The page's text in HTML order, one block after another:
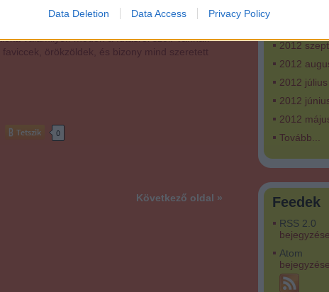
Data Deletion Data Access Privacy Policy
2012
2012
2012 július
2012
2012
Tovább
Feedek
RSS 2.0
Atom
elkezdtem vicceket olvasni a neten. Össze-
valamilyen módon a futásról szól! Vannak
örökzöldek, és bizony mind szeretett
Tetszik 0
Következő oldal »